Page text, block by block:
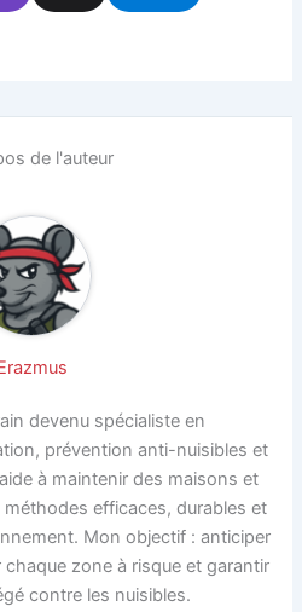
de l'auteur
devenu spécialiste en
prévention anti-nuisibles et
à maintenir des maisons et
efficaces, durables et
Mon objectif : anticiper
zone à risque et garantir
contre les nuisibles.